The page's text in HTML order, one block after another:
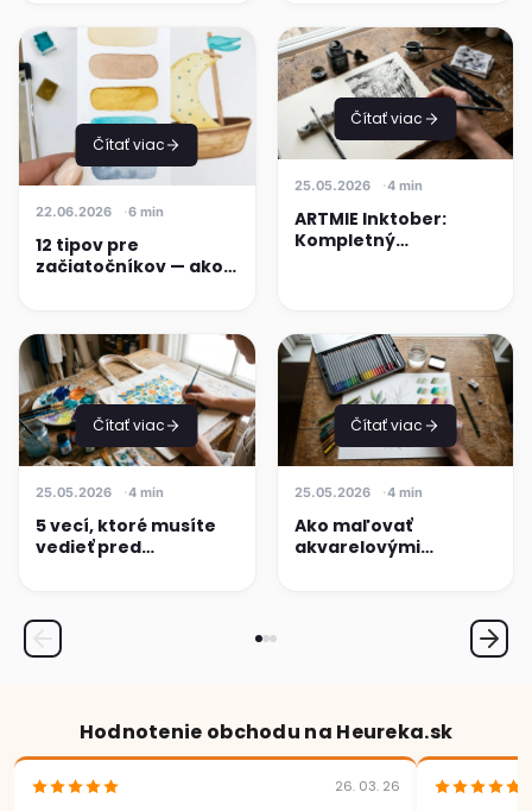
Čítať viac
22.06.2026 6 min
12 tipov pre
začiatočníkov — ako
Čítať viac
25.05.2026 4 min
ARTMIE Inktober:
Kompletný
Čítať viac
25.05.2026 4 min
5 vecí, ktoré musíte
vedieť pred
Čítať viac
25.05.2026 4 min
Ako maľovať
akvarelovými
Hodnotenie obchodu na Heureka.sk
26. 03. 26